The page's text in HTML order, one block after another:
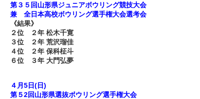
第３５回山形県ジュニアボウリング競技大会
兼 全日本高校ボウリング選手権大会選考会
《結果》
２位 ２年 松木千寛
３位 ２年 荒沢瑠佳
４位 ２年 保科柾斗
６位 ３年 大門弘夢
４月5日(日)
第５2回山形県選抜ボウリング選手権大会